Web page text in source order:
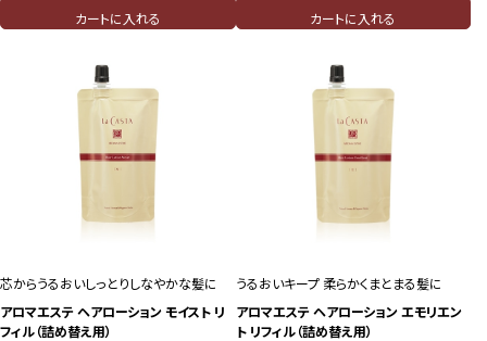
カートに入れる カートに入れる
芯からうるおいしっとりしなやかな髪に
アロマエステ ヘアローション モイスト リ
フィル（詰め替え用）
うるおいキープ 柔らかくまとまる髪に
アロマエステ ヘアローション エモリエン
ト リフィル（詰め替え用）